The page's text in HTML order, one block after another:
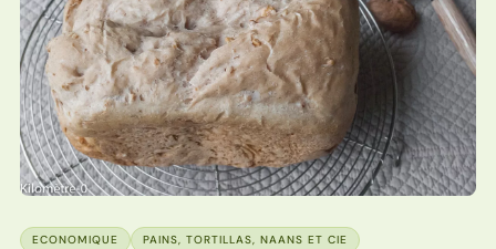
ECONOMIQUE PAINS, TORTILLAS, NAANS ET CIE